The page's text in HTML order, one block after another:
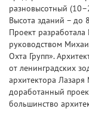
разновысотный
Высота зданий – до
Проект
руководством
Охта Групп».
от ленинградских
архитектора
доработанный
большинство